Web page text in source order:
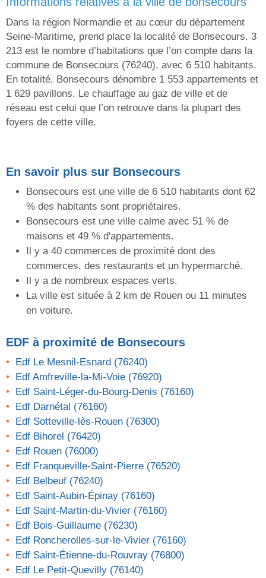
Dans la région Normandie et au cœur du département
Seine-Maritime, prend place la localité de Bonsecours. 3
213 est le nombre d’habitations que l’on compte dans la
commune de Bonsecours (76240), avec 6 510 habitants.
En totalité, Bonsecours dénombre 1 553 appartements et
1 629 pavillons. Le chauffage au gaz de ville et de
réseau est celui que l’on retrouve dans la plupart des
foyers de cette ville.
En savoir plus sur Bonsecours
Bonsecours est une ville de 6 510 habitants dont 62
% des habitants sont propriétaires.
Bonsecours est une ville calme avec 51 % de
maisons et 49 % d'appartements.
Il y a 40 commerces de proximité dont des
commerces, des restaurants et un hypermarché.
Il y a de nombreux espaces verts.
La ville est située à 2 km de Rouen ou 11 minutes
en voiture.
EDF à proximité de Bonsecours
Edf Le Mesnil-Esnard (76240)
Edf Amfreville-la-Mi-Voie (76920)
Edf Saint-Léger-du-Bourg-Denis (76160)
Edf Darnétal (76160)
Edf Sotteville-lès-Rouen (76300)
Edf Bihorel (76420)
Edf Rouen (76000)
Edf Franqueville-Saint-Pierre (76520)
Edf Belbeuf (76240)
Edf Saint-Aubin-Épinay (76160)
Edf Saint-Martin-du-Vivier (76160)
Edf Bois-Guillaume (76230)
Edf Roncherolles-sur-le-Vivier (76160)
Edf Saint-Étienne-du-Rouvray (76800)
Edf Le Petit-Quevilly (76140)